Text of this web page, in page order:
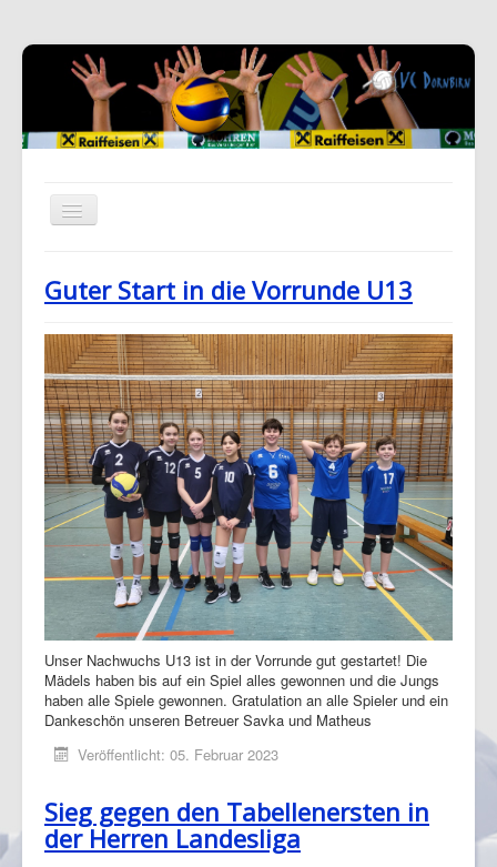
Guter Start in die Vorrunde U13
Unser Nachwuchs U13 ist in der Vorrunde gut gestartet! Die
Mädels haben bis auf ein Spiel alles gewonnen und die Jungs
haben alle Spiele gewonnen. Gratulation an alle Spieler und ein
Dankeschön unseren Betreuer Savka und Matheus
Veröffentlicht: 05. Februar 2023
Sieg gegen den Tabellenersten in
der Herren Landesliga